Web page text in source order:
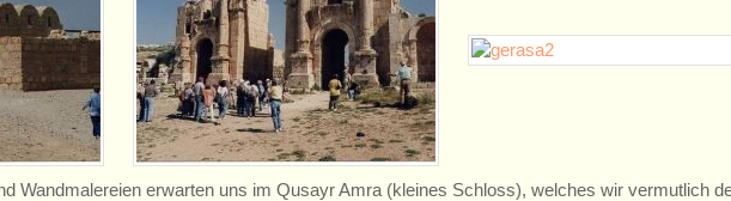
Wandmalereien erwarten uns im Qusayr Amra (kleines Schloss), welches wir vermutlich